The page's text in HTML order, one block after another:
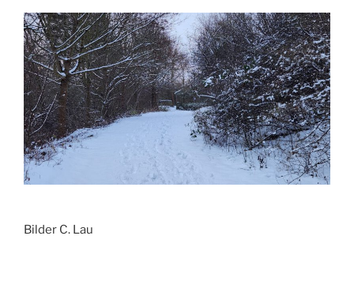
Bilder C. Lau